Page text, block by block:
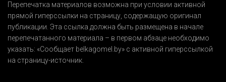
Перепечатка материалов возможна при условии активной
прямой гиперссылки на страницу, содержащую оригинал
публикации. Эта ссылка должна быть размещена в начале
перепечатанного материала – в первом абзаце необходимо
указать: «Сообщает belkagomel.by» с активной гиперссылкой
на страницу-источник.